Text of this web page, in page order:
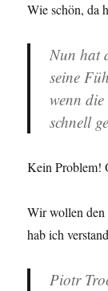
Wie schön, da
Nun hat
seine
wenn
schnell
Kein Problem!
Wir wollen den
hab ich
Piotr